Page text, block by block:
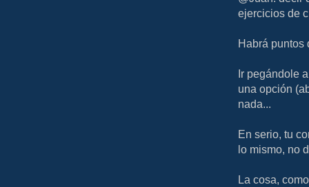
ejercicios de
Habrá puntos
Ir pegándole
una opción
nada...
En serio, tu
lo mismo, no
La cosa,